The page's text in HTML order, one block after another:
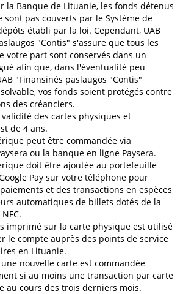
la Banque de Lituanie, les fonds détenus
sont pas couverts par le Système de
établi par la loi. Cependant, UAB
"Contis" s'assure que tous les
votre part sont conservés dans un
afin que, dans l'éventualité peu
"Finansinės paslaugos "Contis"
vos fonds soient protégés contre
des créanciers.
des cartes physiques et
de 4 ans.
peut être commandée via
ou la banque en ligne Paysera.
doit être ajoutée au portefeuille
Pay sur votre téléphone pour
et des transactions en espèces
automatiques de billets dotés de la
imprimé sur la carte physique est utilisé
le compte auprès des points de service
en Lituanie.
nouvelle carte est commandée
si au moins une transaction par carte
au cours des trois derniers mois.